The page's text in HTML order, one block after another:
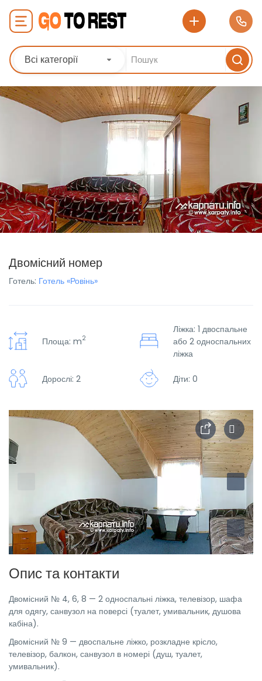
Всі категорії
Двомісний номер
Готель: Готель «Ровінь»
Площа: m2
Ліжка: 1 двоспальне
або 2 односпальних
ліжка
Дорослі: 2 Діти: 0
Опис та контакти
Двомісний № 4, 6, 8 — 2 односпальні ліжка, телевізор, шафа
для одягу, санвузол на поверсі (туалет, умивальник, душова
кабіна).
Двомісний № 9 — двоспальне ліжко, розкладне крісло,
телевізор, балкон, санвузол в номері (душ, туалет,
умивальник).